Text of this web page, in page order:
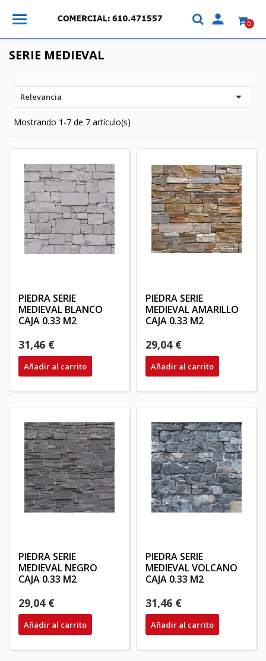
 0
SERIE MEDIEVAL
Relevancia 
Mostrando 1-7 de 7 artículo(s)
PIEDRA SERIE
MEDIEVAL BLANCO
CAJA 0.33 M2
31,46 €
Añadir al carrito
PIEDRA SERIE
MEDIEVAL AMARILLO
CAJA 0.33 M2
29,04 €
Añadir al carrito
PIEDRA SERIE
MEDIEVAL NEGRO
CAJA 0.33 M2
29,04 €
Añadir al carrito
PIEDRA SERIE
MEDIEVAL VOLCANO
CAJA 0.33 M2
31,46 €
Añadir al carrito